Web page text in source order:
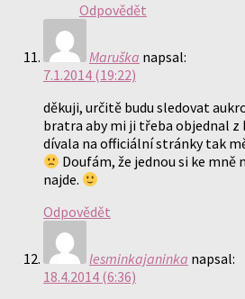
Odpovědět
Maruška napsal:
7.1.2014 (19:22)
děkuji, určitě budu sledovat
bratra aby mi ji třeba objednal z
dívala na officiální stránky tak
Doufám, že jednou si ke mně
najde.
Odpovědět
lesminkajaninka napsal:
18.4.2014 (6:36)